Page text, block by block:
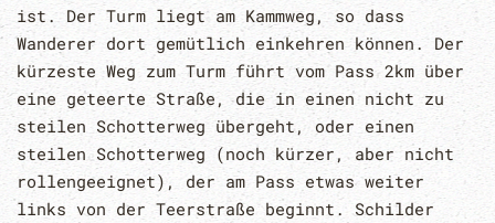
ist. Der Turm liegt am Kammweg, so dass
Wanderer dort gemütlich einkehren können. Der
kürzeste Weg zum Turm führt vom Pass 2km über
eine geteerte Straße, die in einen nicht zu
steilen Schotterweg übergeht, oder einen
steilen Schotterweg (noch kürzer, aber nicht
rollengeeignet), der am Pass etwas weiter
links von der Teerstraße beginnt. Schilder